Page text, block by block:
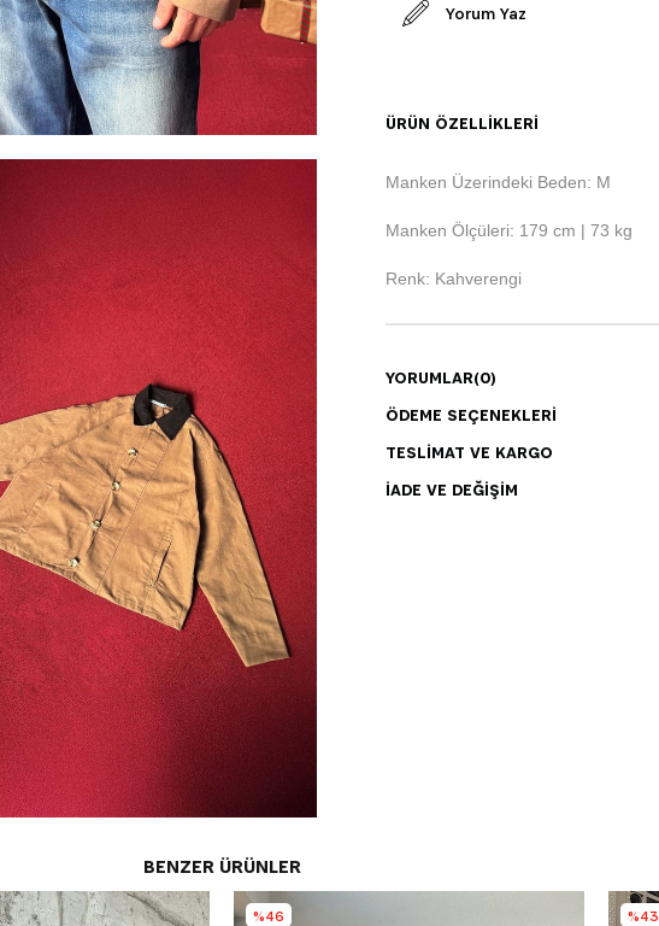
Yorum Yaz
ÜRÜN ÖZELLIKLERI
Manken Üzerindeki Beden: M
Manken Ölçüleri: 179 cm | 73 kg
Renk: Kahverengi
YORUMLAR(0)
ÖDEME SEÇENEKLERI
TESLIMAT VE KARGO
İADE VE DEĞIŞIM
BENZER ÜRÜNLER
%46 %43